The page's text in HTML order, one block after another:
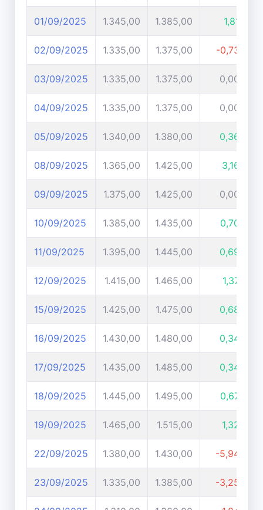
01/09/2025 1.345,00 1.385,00 1,81%
02/09/2025 1.335,00 1.375,00 -0,73%
03/09/2025 1.335,00 1.375,00 0,00%
04/09/2025 1.335,00 1.375,00 0,00%
05/09/2025 1.340,00 1.380,00 0,36%
08/09/2025 1.365,00 1.425,00 3,16%
09/09/2025 1.375,00 1.425,00 0,00%
10/09/2025 1.385,00 1.435,00 0,70%
11/09/2025 1.395,00 1.445,00 0,69%
12/09/2025 1.415,00 1.465,00 1,37%
15/09/2025 1.425,00 1.475,00 0,68%
16/09/2025 1.430,00 1.480,00 0,34%
17/09/2025 1.435,00 1.485,00 0,34%
18/09/2025 1.445,00 1.495,00 0,67%
19/09/2025 1.465,00 1.515,00 1,32%
22/09/2025 1.380,00 1.430,00 -5,94%
23/09/2025 1.335,00 1.385,00 -3,25%